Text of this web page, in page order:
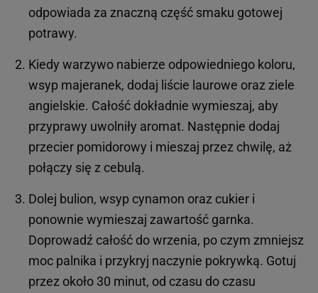
odpowiada za znaczną część smaku gotowej
potrawy.
Kiedy warzywo nabierze odpowiedniego koloru,
wsyp majeranek, dodaj liście laurowe oraz ziele
angielskie. Całość dokładnie wymieszaj, aby
przyprawy uwolniły aromat. Następnie dodaj
przecier pomidorowy i mieszaj przez chwilę, aż
połączy się z cebulą.
Dolej bulion, wsyp cynamon oraz cukier i
ponownie wymieszaj zawartość garnka.
Doprowadź całość do wrzenia, po czym zmniejsz
moc palnika i przykryj naczynie pokrywką. Gotuj
przez około 30 minut, od czasu do czasu